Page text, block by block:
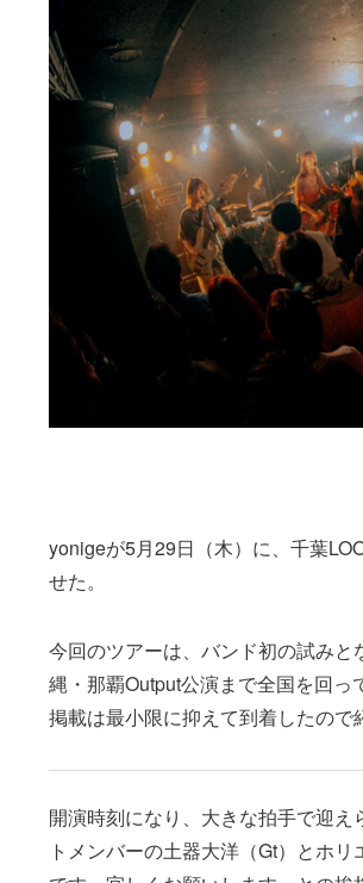
yonigeが5月29日（木）に、千葉
せた。
今回のツアーは、バンド初の試み
縄・那覇Output公演まで全国を回
掲載は最小限に抑えて到着したので
開演時刻になり、大きな拍手で迎
トメンバーの土器大洋（Gt）とホ